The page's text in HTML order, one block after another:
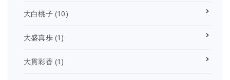
大白桃子(10)
大盛真歩(1)
大貫彩香 (1)